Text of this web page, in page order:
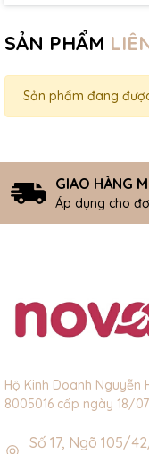
SẢN PHẨM
Sản phẩm đang
GIAO HÀNG
Áp dụng cho
Hộ Kinh Doanh Nguyễn
8005016 cấp ngày 18/
Số 17, Ngõ 105/